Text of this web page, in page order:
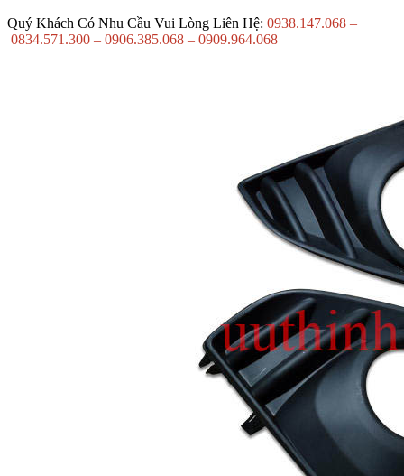
Quý Khách Có Nhu Cầu Vui Lòng Liên Hệ: 0938.147.068 –
0834.571.300 – 0906.385.068 – 0909.964.068